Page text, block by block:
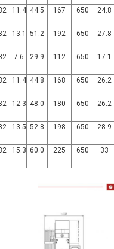
24.8
650
167
44.5
11.4
27.8
650
192
51.2
13.1
17.1
650
112
29.9
7.6
26.2
650
168
44.8
11.4
26.2
650
180
48.0
12.3
28.9
650
198
52.8
13.5
33
650
225
60.0
15.3